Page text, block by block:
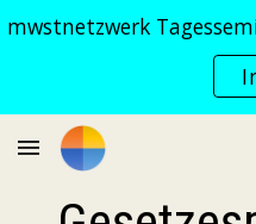
Skip to main content